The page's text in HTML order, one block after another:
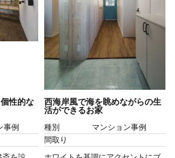
性的な
事例
西海岸風で海を眺めながらの生
活ができるお家
種別
マンション事例
間取り